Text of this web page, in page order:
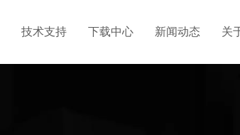
技术支持 下载中心 新闻动态 关